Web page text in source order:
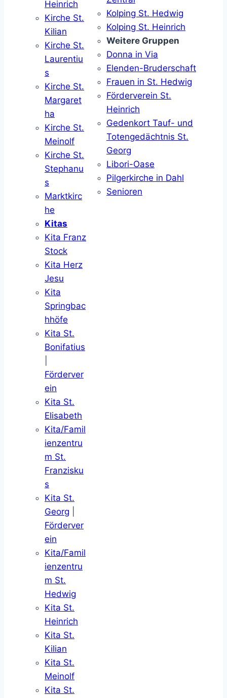
Heinrich
Kirche St.
Kilian
Kirche St.
Laurentiu
s
Kirche St.
Margaret
ha
Kirche St.
Meinolf
Kirche St.
Stephanu
s
Marktkirc
he
Kitas
Kita Franz
Stock
Kita Herz
Jesu
Kita
Springbac
hhöfe
Kita St.
Bonifatius
Förderver
ein
Kita St.
Elisabeth
Kita/Famil
ienzentru
m St.
Franzisku
s
Kita St.
Georg
Förderver
ein
Kita/Famil
ienzentru
m St.
Hedwig
Kita St.
Heinrich
Kita St.
Kilian
Kita St.
Meinolf
Kita St.
Kolping St. Hedwig
Kolping St. Heinrich
Weitere Gruppen
Donna in Via
Elenden-Bruderschaft
Frauen in St. Hedwig
Förderverein St.
Heinrich
Gedenkort Tauf- und
Totengedächtnis St.
Georg
Libori-Oase
Pilgerkirche in Dahl
Senioren